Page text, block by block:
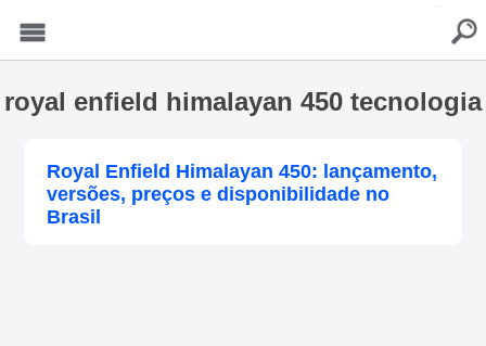
royal enfield himalayan 450 tecnologia
Royal Enfield Himalayan 450: lançamento,
versões, preços e disponibilidade no
Brasil